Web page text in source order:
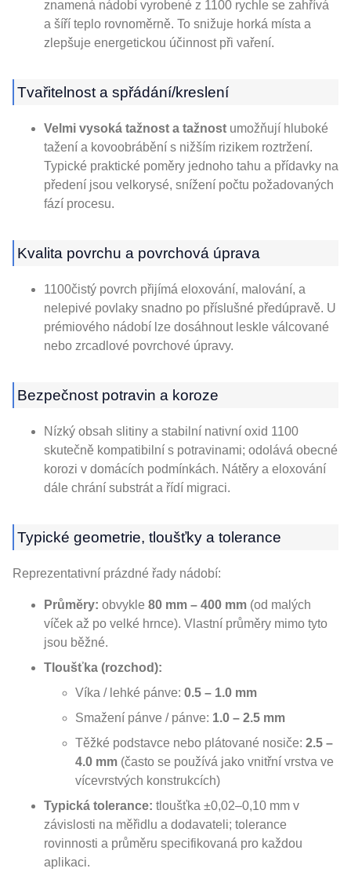
znamená nádobí vyrobené z 1100 rychle se zahřívá
a šíří teplo rovnoměrně. To snižuje horká místa a
zlepšuje energetickou účinnost při vaření.
Tvařitelnost a spřádání/kreslení
Velmi vysoká tažnost a tažnost umožňují hluboké
tažení a kovoobrábění s nižším rizikem roztržení.
Typické praktické poměry jednoho tahu a přídavky na
předení jsou velkorysé, snížení počtu požadovaných
fází procesu.
Kvalita povrchu a povrchová úprava
1100čistý povrch přijímá eloxování, malování, a
nelepivé povlaky snadno po příslušné předúpravě. U
prémiového nádobí lze dosáhnout leskle válcované
nebo zrcadlové povrchové úpravy.
Bezpečnost potravin a koroze
Nízký obsah slitiny a stabilní nativní oxid 1100
skutečně kompatibilní s potravinami; odolává obecné
korozi v domácích podmínkách. Nátěry a eloxování
dále chrání substrát a řídí migraci.
Typické geometrie, tloušťky a tolerance
Reprezentativní prázdné řady nádobí:
Průměry: obvykle 80 mm – 400 mm (od malých
víček až po velké hrnce). Vlastní průměry mimo tyto
jsou běžné.
Tloušťka (rozchod):
Víka / lehké pánve: 0.5 – 1.0 mm
Smažení pánve / pánve: 1.0 – 2.5 mm
Těžké podstavce nebo plátované nosiče: 2.5 –
4.0 mm (často se používá jako vnitřní vrstva ve
vícevrstvých konstrukcích)
Typická tolerance: tloušťka ±0,02–0,10 mm v
závislosti na měřidlu a dodavateli; tolerance
rovinnosti a průměru specifikovaná pro každou
aplikaci.